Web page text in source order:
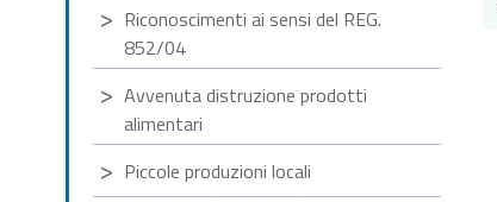
Riconoscimenti ai sensi del REG.
852/04
Avvenuta distruzione prodotti
alimentari
Piccole produzioni locali